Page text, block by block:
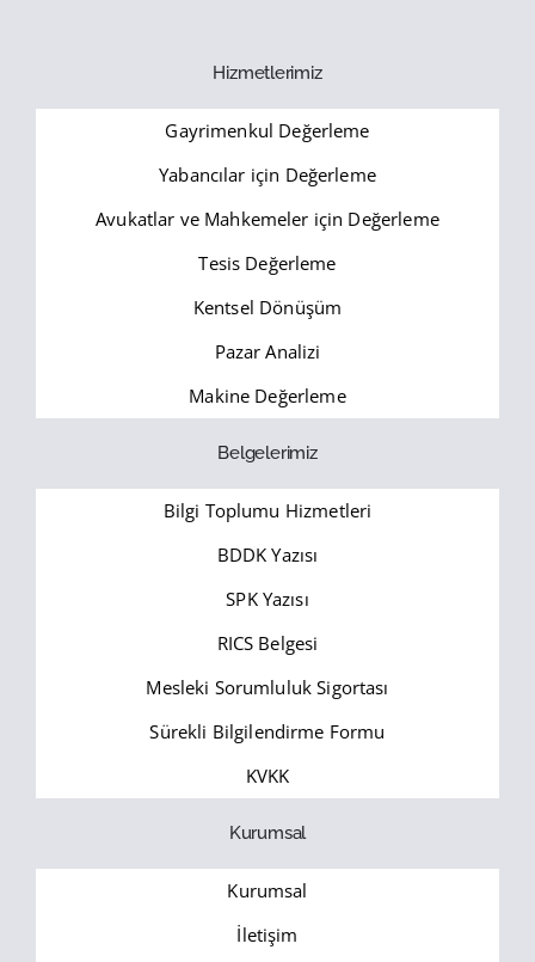
Hizmetlerimiz
Gayrimenkul Değerleme
Yabancılar için Değerleme
Avukatlar ve Mahkemeler için Değerleme
Tesis Değerleme
Kentsel Dönüşüm
Pazar Analizi
Makine Değerleme
Belgelerimiz
Bilgi Toplumu Hizmetleri
BDDK Yazısı
SPK Yazısı
RICS Belgesi
Mesleki Sorumluluk Sigortası
Sürekli Bilgilendirme Formu
KVKK
Kurumsal
Kurumsal
İletişim